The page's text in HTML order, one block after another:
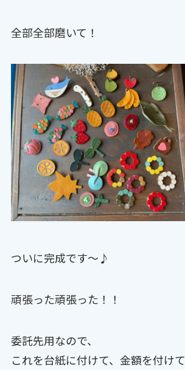
全部全部磨いて！
ついに完成です〜♪
頑張った頑張った！！
委託先用なので、
これを台紙に付けて、金額を付けて